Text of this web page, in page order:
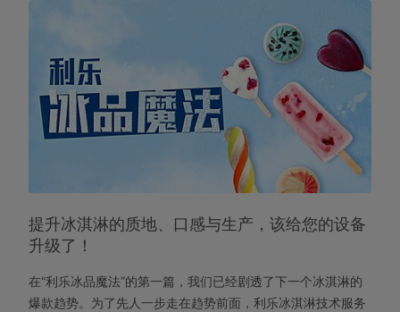
提升冰淇淋的质地、口感与生产，该给您的设备
升级了！
在“利乐冰品魔法”的第一篇，我们已经剧透了下一个冰淇淋的
爆款趋势。为了先人一步走在趋势前面，利乐冰淇淋技术服务